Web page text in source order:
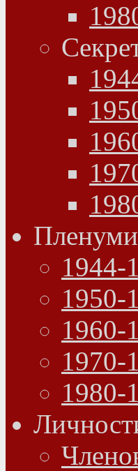
1944-
1950-
1960-
1970-
1980-